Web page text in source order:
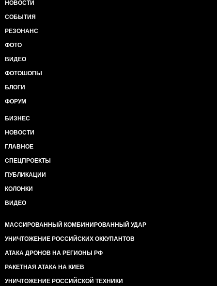
НОВОСТИ
СОБЫТИЯ
РЕЗОНАНС
ФОТО
ВИДЕО
ФОТОШОПЫ
БЛОГИ
ФОРУМ
БИЗНЕС
НОВОСТИ
ГЛАВНОЕ
СПЕЦПРОЕКТЫ
ПУБЛИКАЦИИ
КОЛОНКИ
ВИДЕО
МАССИРОВАННЫЙ КОМБИНИРОВАННЫЙ УДАР
УНИЧТОЖЕНИЕ РОССИЙСКИХ ОККУПАНТОВ
АТАКА ДРОНОВ НА РЕГИОНЫ РФ
РАКЕТНАЯ АТАКА НА КИЕВ
УНИЧТОЖЕНИЕ РОССИЙСКОЙ ТЕХНИКИ